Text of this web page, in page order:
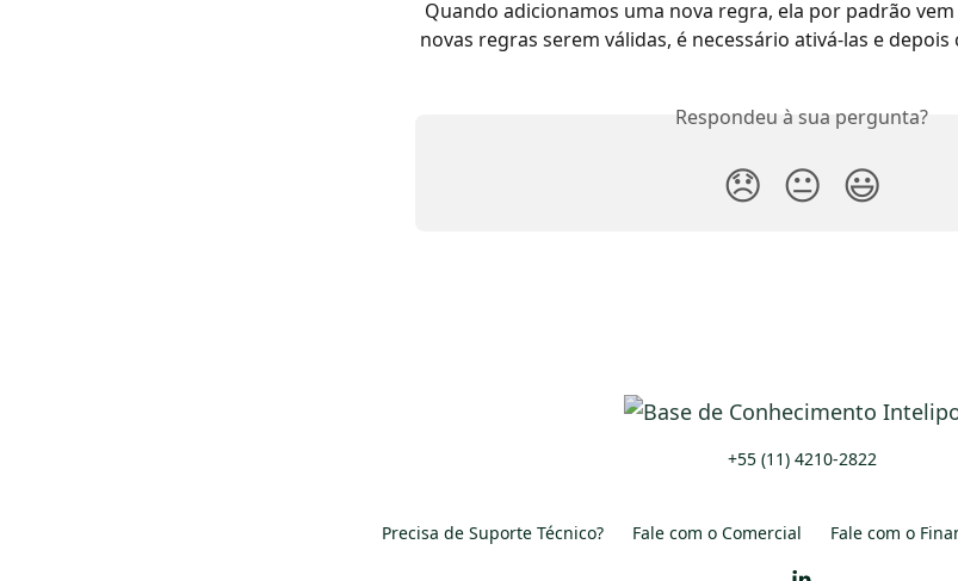
novas regras serem válidas, é necessário ativá-las e depois
Respondeu à sua pergunta?
😞 😐 😃
+55 (11) 4210-2822
Precisa de Suporte Técnico? Fale com o Comercial Fale com o